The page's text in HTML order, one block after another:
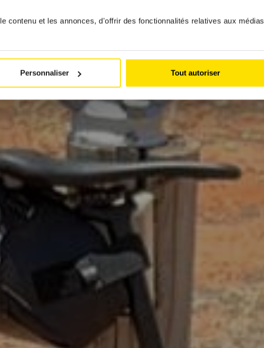
contenu et les annonces, d'offrir des fonctionnalités relatives aux médias
Personnaliser Tout autoriser